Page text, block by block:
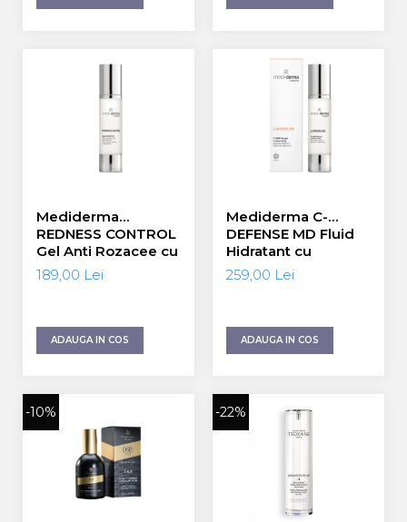
Mediderma
REDNESS CONTROL
Gel Anti Rozacee cu
Acid Azelaic si
Azeloglycina 50ml
189,00 Lei
ADAUGA IN COS
Mediderma C-
DEFENSE MD Fluid
Hidratant cu
Vitamina C 50ml
259,00 Lei
ADAUGA IN COS
-10% -22%